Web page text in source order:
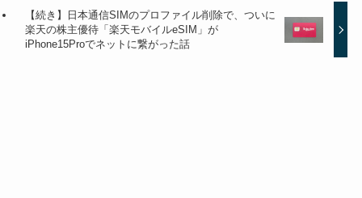
【続き】日本通信SIMのプロファイル削除で、ついに
楽天の株主優待「楽天モバイルeSIM」が
iPhone15Proでネットに繋がった話